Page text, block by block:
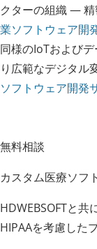
クターの組織 —
業ソフトウェア開
同様のIoTおよび
り広範なデジタル
ソフトウェア開発
無料相談
カスタム医療ソフ
HDWEBSOFTと
HIPAAを考慮した